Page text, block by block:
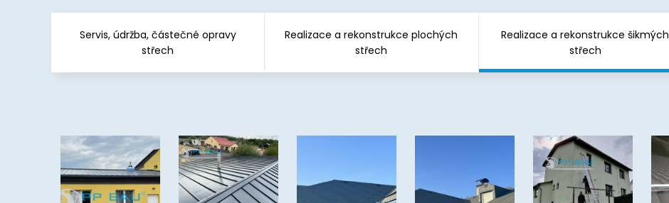
Servis, údržba, částečné opravy
střech
Realizace a rekonstrukce plochých
střech
Realizace a rekonstrukce šikmých
střech